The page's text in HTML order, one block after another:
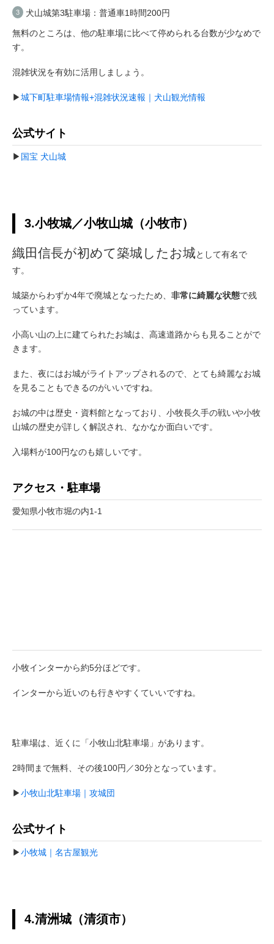
犬山城第3駐車場：普通車1時間200円
無料のところは、他の駐車場に比べて停められる台数が少なめで
す。
混雑状況を有効に活用しましょう。
▶城下町駐車場情報+混雑状況速報｜犬山観光情報
公式サイト
▶ 国宝 犬山城
3.小牧城／小牧山城（小牧市）
織田信長が初めて築城したお城として有名で
す。
城築からわずか4年で廃城となったため、 非常に綺麗な状態で残
っています。
小高い山の上に建てられたお城は、高速道路からも見ることがで
きます。
また、夜にはお城がライトアップされるので、とても綺麗なお城
を見ることもできるのがいいですね。
お城の中は歴史・資料館となっており、小牧長久手の戦いや小牧
山城の歴史が詳しく解説され、なかなか面白いです。
入場料が100円なのも嬉しいです。
アクセス・駐車場
愛知県小牧市堀の内1-1
小牧インターから約5分ほどです。
インターから近いのも行きやすくていいですね。
駐車場は、近くに「小牧山北駐車場」があります。
2時間まで無料、その後100円／30分となっています。
▶小牧山北駐車場｜攻城団
公式サイト
▶小牧城｜名古屋観光
4.清洲城（清須市）